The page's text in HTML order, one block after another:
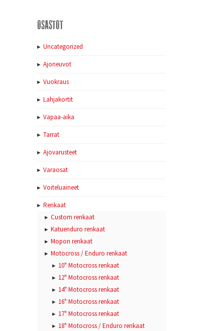
Osastot
Uncategorized
Ajoneuvot
Vuokraus
Lahjakortit
Vapaa-aika
Tarrat
Ajovarusteet
Varaosat
Voiteluaineet
Renkaat
Custom renkaat
Katuenduro renkaat
Mopon renkaat
Motocross / Enduro renkaat
10" Motocross renkaat
12" Motocross renkaat
14" Motocross renkaat
16" Motocross renkaat
17" Motocross renkaat
18" Motocross / Enduro renkaat